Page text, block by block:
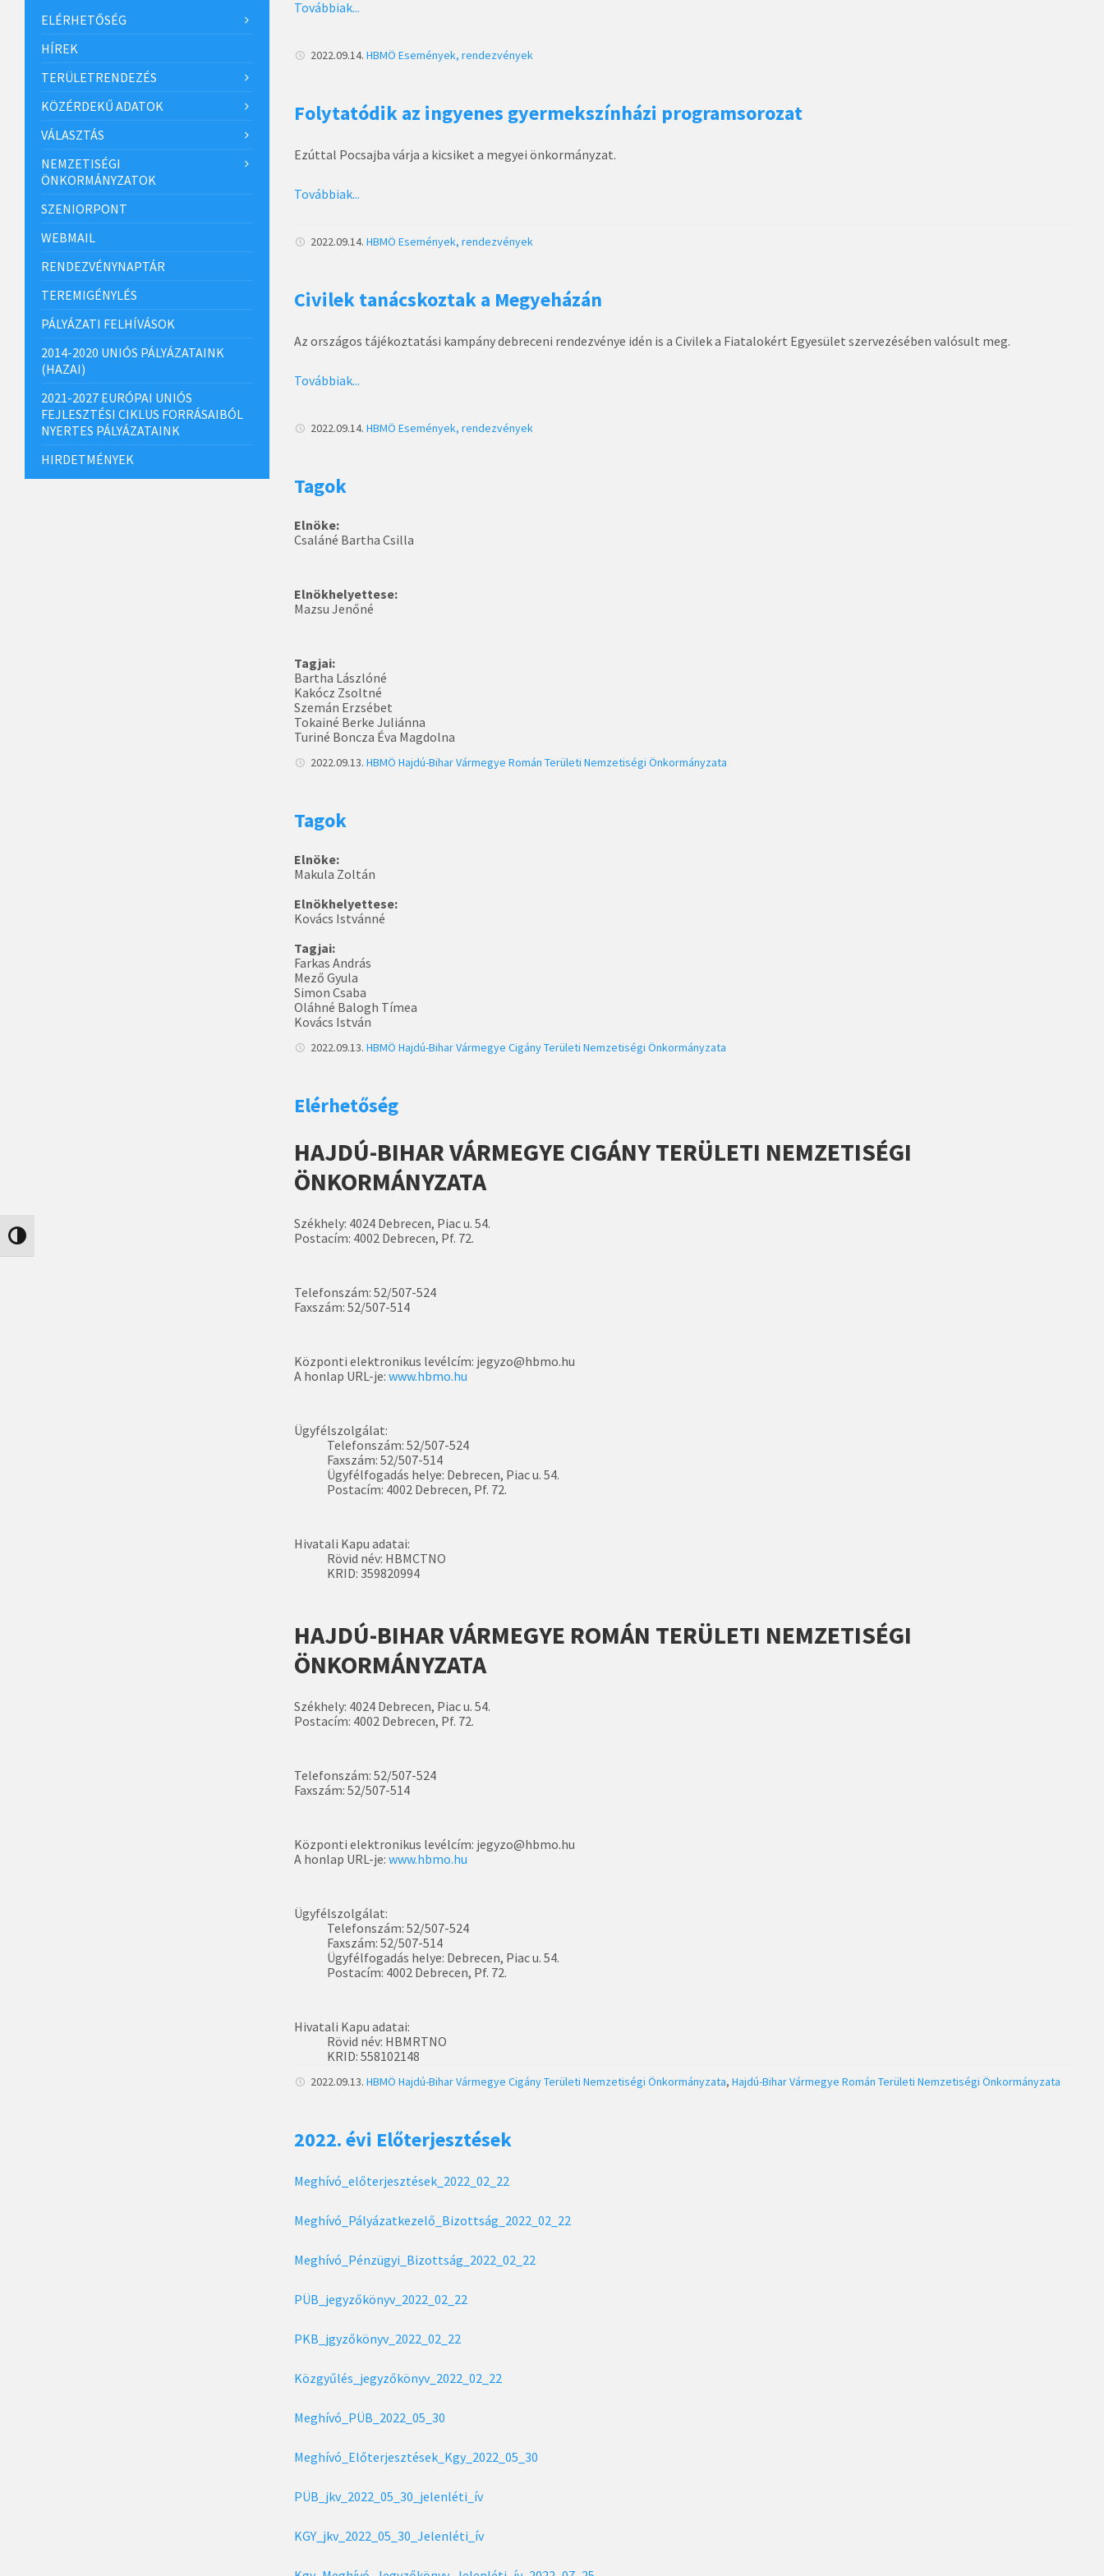
Nagy kontraszt váltása
Továbbiak...
2022.09.14.HBMÖ Események, rendezvények
Folytatódik az ingyenes gyermekszínházi programsorozat
Ezúttal Pocsajba várja a kicsiket a megyei önkormányzat.
Továbbiak...
2022.09.14.HBMÖ Események, rendezvények
Civilek tanácskoztak a Megyeházán
Az országos tájékoztatási kampány debreceni rendezvénye idén is a Civilek a Fiatalokért Egyesület szervezésében valósult meg.
Továbbiak...
2022.09.14.HBMÖ Események, rendezvények
Tagok
Elnöke:
Csaláné Bartha Csilla
Elnökhelyettese:
Mazsu Jenőné
Tagjai:
Bartha Lászlóné
Kakócz Zsoltné
Szemán Erzsébet
Tokainé Berke Juliánna
Turiné Boncza Éva Magdolna
2022.09.13.HBMÖ Hajdú-Bihar Vármegye Román Területi Nemzetiségi Önkormányzata
Tagok
Elnöke:
Makula Zoltán
Elnökhelyettese:
Kovács Istvánné
Tagjai:
Farkas András
Mező Gyula
Simon Csaba
Oláhné Balogh Tímea
Kovács István
2022.09.13.HBMÖ Hajdú-Bihar Vármegye Cigány Területi Nemzetiségi Önkormányzata
Elérhetőség
HAJDÚ-BIHAR VÁRMEGYE CIGÁNY TERÜLETI NEMZETISÉGI
ÖNKORMÁNYZATA
Székhely: 4024 Debrecen, Piac u. 54.
Postacím: 4002 Debrecen, Pf. 72.
Telefonszám: 52/507-524
Faxszám: 52/507-514
Központi elektronikus levélcím: jegyzo@hbmo.hu
A honlap URL-je:www.hbmo.hu
Ügyfélszolgálat:
Telefonszám: 52/507-524
Faxszám: 52/507-514
Ügyfélfogadás helye: Debrecen, Piac u. 54.
Postacím: 4002 Debrecen, Pf. 72.
Hivatali Kapu adatai:
Rövid név: HBMCTNO
KRID: 359820994
HAJDÚ-BIHAR VÁRMEGYE ROMÁN TERÜLETI NEMZETISÉGI
ÖNKORMÁNYZATA
Székhely: 4024 Debrecen, Piac u. 54.
Postacím: 4002 Debrecen, Pf. 72.
Telefonszám: 52/507-524
Faxszám: 52/507-514
Központi elektronikus levélcím: jegyzo@hbmo.hu
A honlap URL-je:www.hbmo.hu
Ügyfélszolgálat:
Telefonszám: 52/507-524
Faxszám: 52/507-514
Ügyfélfogadás helye: Debrecen, Piac u. 54.
Postacím: 4002 Debrecen, Pf. 72.
Hivatali Kapu adatai:
Rövid név: HBMRTNO
KRID: 558102148
2022.09.13.HBMÖ Hajdú-Bihar Vármegye Cigány Területi Nemzetiségi Önkormányzata,Hajdú-Bihar Vármegye Román Területi Nemzetiségi Önkormányzata
2022. évi Előterjesztések
Meghívó_előterjesztések_2022_02_22
Meghívó_Pályázatkezelő_Bizottság_2022_02_22
Meghívó_Pénzügyi_Bizottság_2022_02_22
PÜB_jegyzőkönyv_2022_02_22
PKB_jgyzőkönyv_2022_02_22
Közgyűlés_jegyzőkönyv_2022_02_22
Meghívó_PÜB_2022_05_30
Meghívó_Előterjesztések_Kgy_2022_05_30
PÜB_jkv_2022_05_30_jelenléti_ív
KGY_jkv_2022_05_30_Jelenléti_ív
ELÉRHETŐSÉG
HÍREK
TERÜLETRENDEZÉS
KÖZÉRDEKŰ ADATOK
VÁLASZTÁS
NEMZETISÉGI
ÖNKORMÁNYZATOK
SZENIORPONT
WEBMAIL
RENDEZVÉNYNAPTÁR
TEREMIGÉNYLÉS
PÁLYÁZATI FELHÍVÁSOK
2014-2020 UNIÓS PÁLYÁZATAINK
(HAZAI)
2021-2027 EURÓPAI UNIÓS
FEJLESZTÉSI CIKLUS FORRÁSAIBÓL
NYERTES PÁLYÁZATAINK
HIRDETMÉNYEK